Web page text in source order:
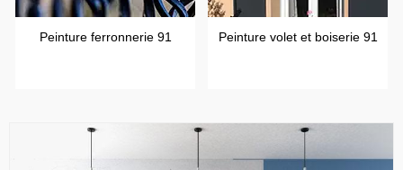
Peinture ferronnerie 91 Peinture volet et boiserie 91